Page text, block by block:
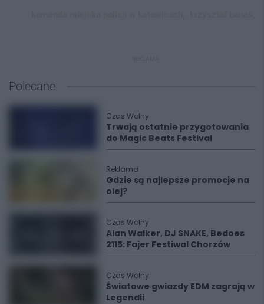
Polecane
Czas Wolny
Trwają ostatnie przygotowania
do Magic Beats Festival
Reklama
Gdzie są najlepsze promocje na
olej?
Czas Wolny
Alan Walker, DJ SNAKE, Bedoes
2115: Fajer Festiwal Chorzów
Czas Wolny
Światowe gwiazdy EDM zagrają w
Legendii